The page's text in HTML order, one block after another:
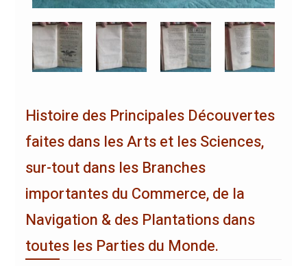
Histoire des Principales Découvertes
faites dans les Arts et les Sciences,
sur-tout dans les Branches
importantes du Commerce, de la
Navigation & des Plantations dans
toutes les Parties du Monde.